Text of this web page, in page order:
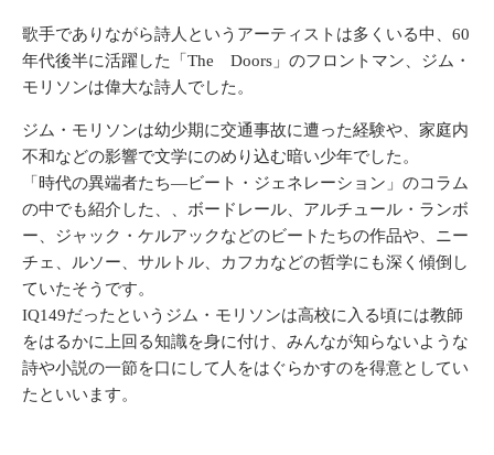
歌手でありながら詩人というアーティストは多くいる中、60
年代後半に活躍した「The Doors」のフロントマン、ジム・
モリソンは偉大な詩人でした。
ジム・モリソンは幼少期に交通事故に遭った経験や、家庭内
不和などの影響で文学にのめり込む暗い少年でした。
「時代の異端者たち―ビート・ジェネレーション」のコラム
の中でも紹介した、、ボードレール、アルチュール・ランボ
ー、ジャック・ケルアックなどのビートたちの作品や、ニー
チェ、ルソー、サルトル、カフカなどの哲学にも深く傾倒し
ていたそうです。
IQ149だったというジム・モリソンは高校に入る頃には教師
をはるかに上回る知識を身に付け、みんなが知らないような
詩や小説の一節を口にして人をはぐらかすのを得意としてい
たといいます。